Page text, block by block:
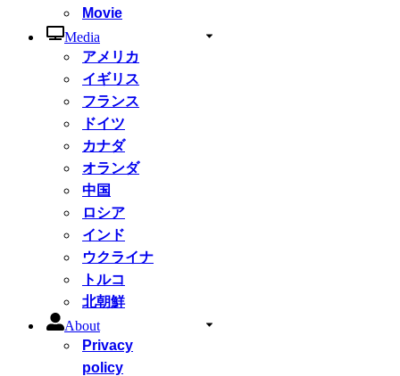
Movie
Media
アメリカ
イギリス
フランス
ドイツ
カナダ
オランダ
中国
ロシア
インド
ウクライナ
トルコ
北朝鮮
About
Privacy
policy